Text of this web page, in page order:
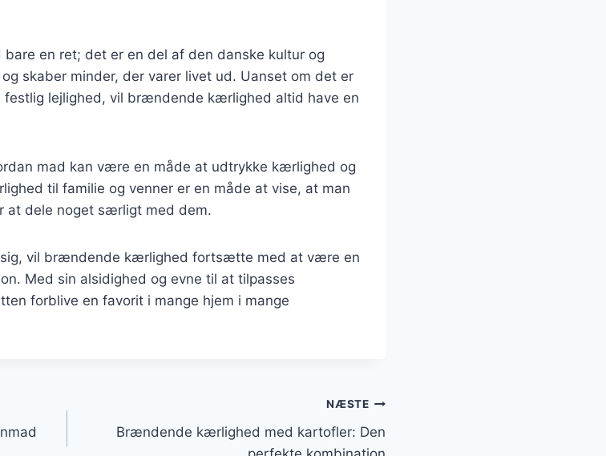
en ret; det er en del af den danske kultur og
skaber minder, der varer livet ud. Uanset om det er
festlig lejlighed, vil brændende kærlighed altid have en
mad kan være en måde at udtrykke kærlighed og
til familie og venner er en måde at vise, at man
dele noget særligt med dem.
sig, vil brændende kærlighed fortsætte med at være en
Med sin alsidighed og evne til at tilpasses
forblive en favorit i mange hjem i mange
NÆSTE
Brændende kærlighed med kartofler: Den